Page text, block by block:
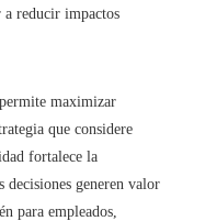
a reducir impactos
maximizar
que considere
fortalece la
decisiones generen valor
para empleados,